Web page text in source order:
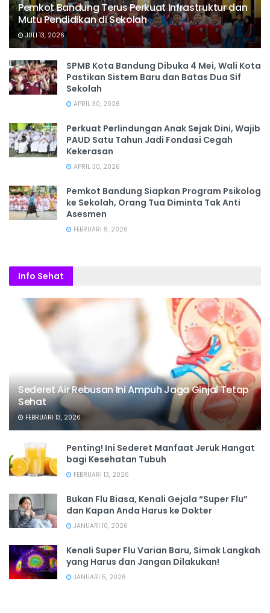
Pemkot Bandung Terus Perkuat Infrastruktur dan
Mutu Pendidikan di Sekolah
JULI 13, 2026
SPMB Kota Bandung Dibuka 4 Mei, Wali Kota
Pastikan Sistem Baru dan Batas Dua Sif
Sekolah
APRIL 30, 2026
Perkuat Perlindungan Anak Sejak Dini, Wajib
PAUD Satu Tahun Jadi Fondasi Cegah
Kekerasan
APRIL 30, 2026
Pemkot Bandung Siapkan Program Psikolog
ke Sekolah, Orang Tua Diminta Tak Anti
Asesmen
FEBRUARI 8, 2026
Info Sehat
Sederet Air Rebusan Ini Ampuh Jaga Ginjal Tetap
Sehat
FEBRUARI 13, 2026
Penting! Ini Sederet Manfaat Jeruk Hangat
bagi Kesehatan Tubuh
FEBRUARI 13, 2026
Bukan Flu Biasa, Kenali Gejala “Super Flu”
dan Kapan Anda Harus ke Dokter
JANUARI 10, 2026
Kenali Super Flu Varian Baru, Simak Langkah
yang Harus dan Jangan Dilakukan!
JANUARI 5, 2026